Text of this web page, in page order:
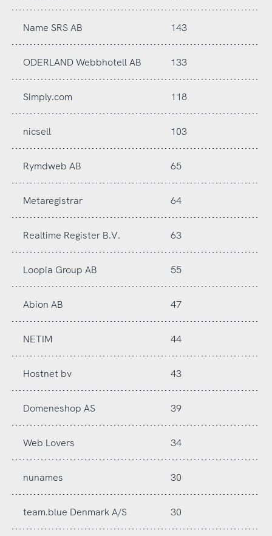
Name SRS AB 143
ODERLAND Webbhotell AB 133
Simply.com 118
nicsell 103
Rymdweb AB 65
Metaregistrar 64
Realtime Register B.V. 63
Loopia Group AB 55
Abion AB 47
NETIM 44
Hostnet bv 43
Domeneshop AS 39
Web Lovers 34
nunames 30
team.blue Denmark A/S 30